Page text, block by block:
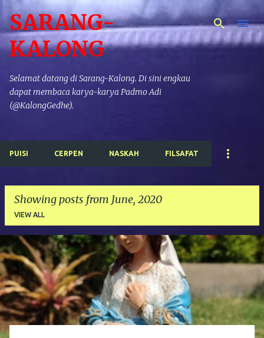
Skip to main content
SARANG-
KALONG
Selamat datang di Sarang-Kalong. Di sini engkau
dapat membaca karya-karya Padmo Adi
(@KalongGedhe).
PUISI CERPEN NASKAH FILSAFAT
Showing posts from June, 2020
VIEW ALL
P
o
s
t
s